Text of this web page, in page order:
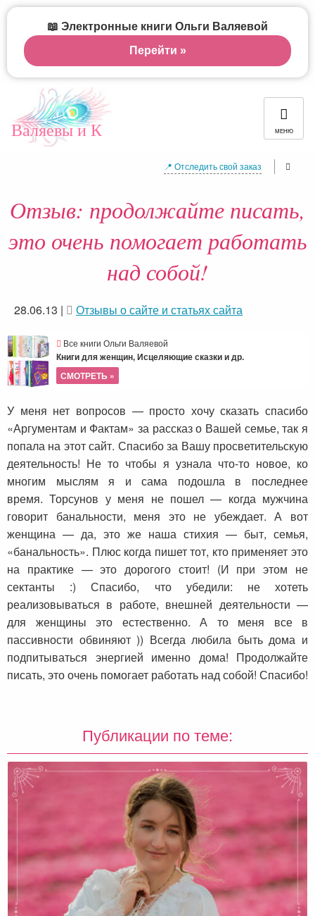
Валяевы и К МЕНЮ
📍 Отследить свой заказ
Отзыв: продолжайте писать,
это очень помогает работать
над собой!
28.06.13 | Отзывы о сайте и статьях сайта
Все книги Ольги Валяевой
Книги для женщин, Исцеляющие сказки и др.
СМОТРЕТЬ »
У меня нет вопросов — просто хочу сказать спасибо
«Аргументам и Фактам» за рассказ о Вашей семье, так я
попала на этот сайт. Спасибо за Вашу просветительскую
деятельность! Не то чтобы я узнала что-то новое, ко
многим мыслям я и сама подошла в последнее
время. Торсунов у меня не пошел — когда мужчина
говорит банальности, меня это не убеждает. А вот
женщина — да, это же наша стихия — быт, семья,
«банальность». Плюс когда пишет тот, кто применяет это
на практике — это дорогого стоит! (И при этом не
сектанты :) Спасибо, что убедили: не хотеть
реализовываться в работе, внешней деятельности —
для женщины это естественно. А то меня все в
пассивности обвиняют )) Всегда любила быть дома и
подпитываться энергией именно дома! Продолжайте
писать, это очень помогает работать над собой! Спасибо!
Публикации по теме:
📖 Электронные книги Ольги Валяевой
Перейти »